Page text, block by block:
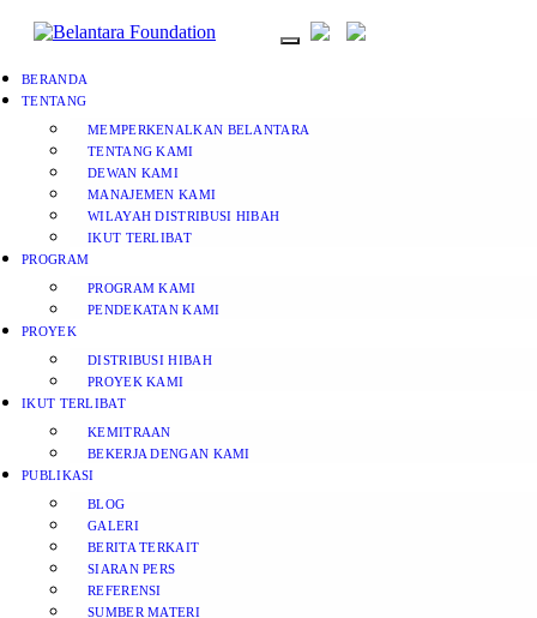
BERANDA
TENTANG
MEMPERKENALKAN BELANTARA
TENTANG KAMI
DEWAN KAMI
MANAJEMEN KAMI
WILAYAH DISTRIBUSI HIBAH
IKUT TERLIBAT
PROGRAM
PROGRAM KAMI
PENDEKATAN KAMI
PROYEK
DISTRIBUSI HIBAH
PROYEK KAMI
IKUT TERLIBAT
KEMITRAAN
BEKERJA DENGAN KAMI
PUBLIKASI
BLOG
GALERI
BERITA TERKAIT
SIARAN PERS
REFERENSI
SUMBER MATERI